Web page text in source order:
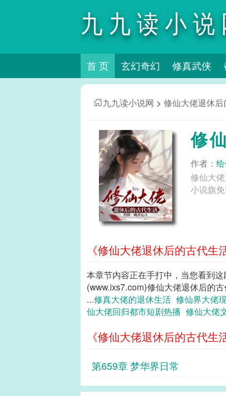
九九读小说
首 页 玄幻奇幻 修真武侠
九九读小说网 > 修仙大佬退休
修
作者：
修仙大
小说旗
《修仙大佬退休后的古代
本章节内容正在手打中，当您看到
(www.ixs7.com)修仙大佬退休后的
...修真大佬的退休生活 修仙界大佬
仙大佬回归都市短剧热播 修仙大佬
《修仙大佬退休后的古代生
第659章 梦华界日常